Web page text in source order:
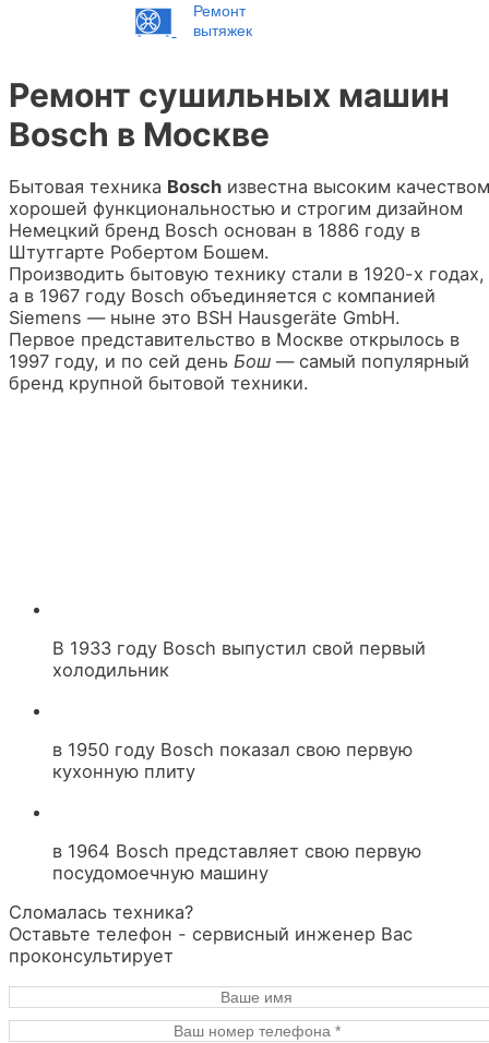
Ремонт
вытяжек
Ремонт сушильных машин
Bosch в Москве
Бытовая техника Bosch известна высоким
хорошей функциональностью и строгим дизайном
Немецкий бренд Bosch основан в 1886 году в
Штутгарте Робертом Бошем.
Производить бытовую технику стали в 1920-х годах,
а в 1967 году Bosch объединяется с компанией
Siemens — ныне это BSH Hausgeräte GmbH.
Первое представительство в Москве открылось в
1997 году, и по сей день Бош — самый популярный
бренд крупной бытовой техники.
В 1933 году Bosch выпустил свой первый
холодильник
в 1950 году Bosch показал свою первую
кухонную плиту
в 1964 Bosch представляет свою первую
посудомоечную машину
Сломалась техника?
Оставьте телефон - сервисный инженер Вас
проконсультирует